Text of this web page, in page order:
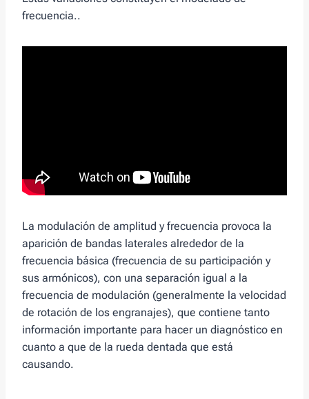
frecuencia..
La modulación de amplitud y frecuencia provoca la
aparición de bandas laterales alrededor de la
frecuencia básica (frecuencia de su participación y
sus armónicos), con una separación igual a la
frecuencia de modulación (generalmente la velocidad
de rotación de los engranajes), que contiene tanto
información importante para hacer un diagnóstico en
cuanto a que de la rueda dentada que está
causando.